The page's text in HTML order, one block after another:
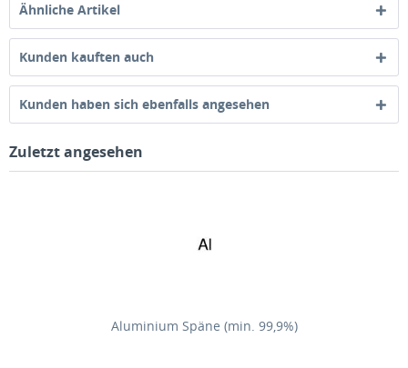
Ähnliche Artikel
Kunden kauften auch
Kunden haben sich ebenfalls angesehen
Zuletzt angesehen
Aluminium Späne (min. 99,9%)